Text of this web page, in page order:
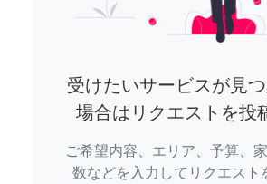
受けたいサービスが見
場合はリクエストを投
ご希望内容、エリア、予算、
数などを入力してリクエスト